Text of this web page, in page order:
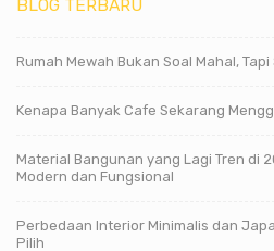
BLOG TERBARU
Rumah Mewah Bukan Soal Mahal,
Kenapa Banyak Cafe Sekarang
Material Bangunan yang Lagi Tren di
Modern dan Fungsional
Perbedaan Interior Minimalis dan
Pilih